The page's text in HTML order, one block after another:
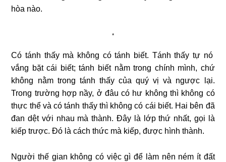
hòa nào.
*
Có tánh thấy mà không có tánh biết. Tánh thấy tự nó
vắng bặt cái biết; tánh biết nằm trong chính mình, chứ
không nằm trong tánh thấy của quý vị và ngược lại.
Trong trường hợp nầy, ở đâu có hư không thì không có
thực thể và có tánh thấy thì không có cái biết. Hai bên đã
đan dệt với nhau mà thành. Đây là lớp thứ nhất, gọi là
kiếp trược. Đó là cách thức mà kiếp, được hình thành.
Người thế gian không có việc gì để làm nên ném ít đất